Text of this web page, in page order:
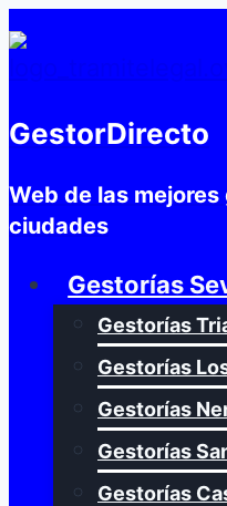
Saltar
GestorDirecto
Web de las
ciudades
Gestorías
Gestorías
Gestorías
Gestorías
Gestorías
Gestorías